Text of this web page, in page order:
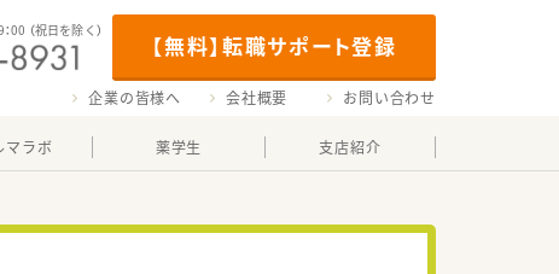
【無料】転職サポート登録
00 （祝日を除く）
企業の皆様へ 会社概要 お問い合わせ
マラボ 薬学生 支店紹介